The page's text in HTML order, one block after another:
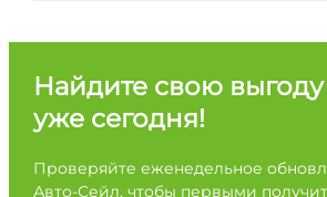
Найдите свою выгоду
уже сегодня!
Проверяйте еженедельное
Авто-Сейл, чтобы первыми